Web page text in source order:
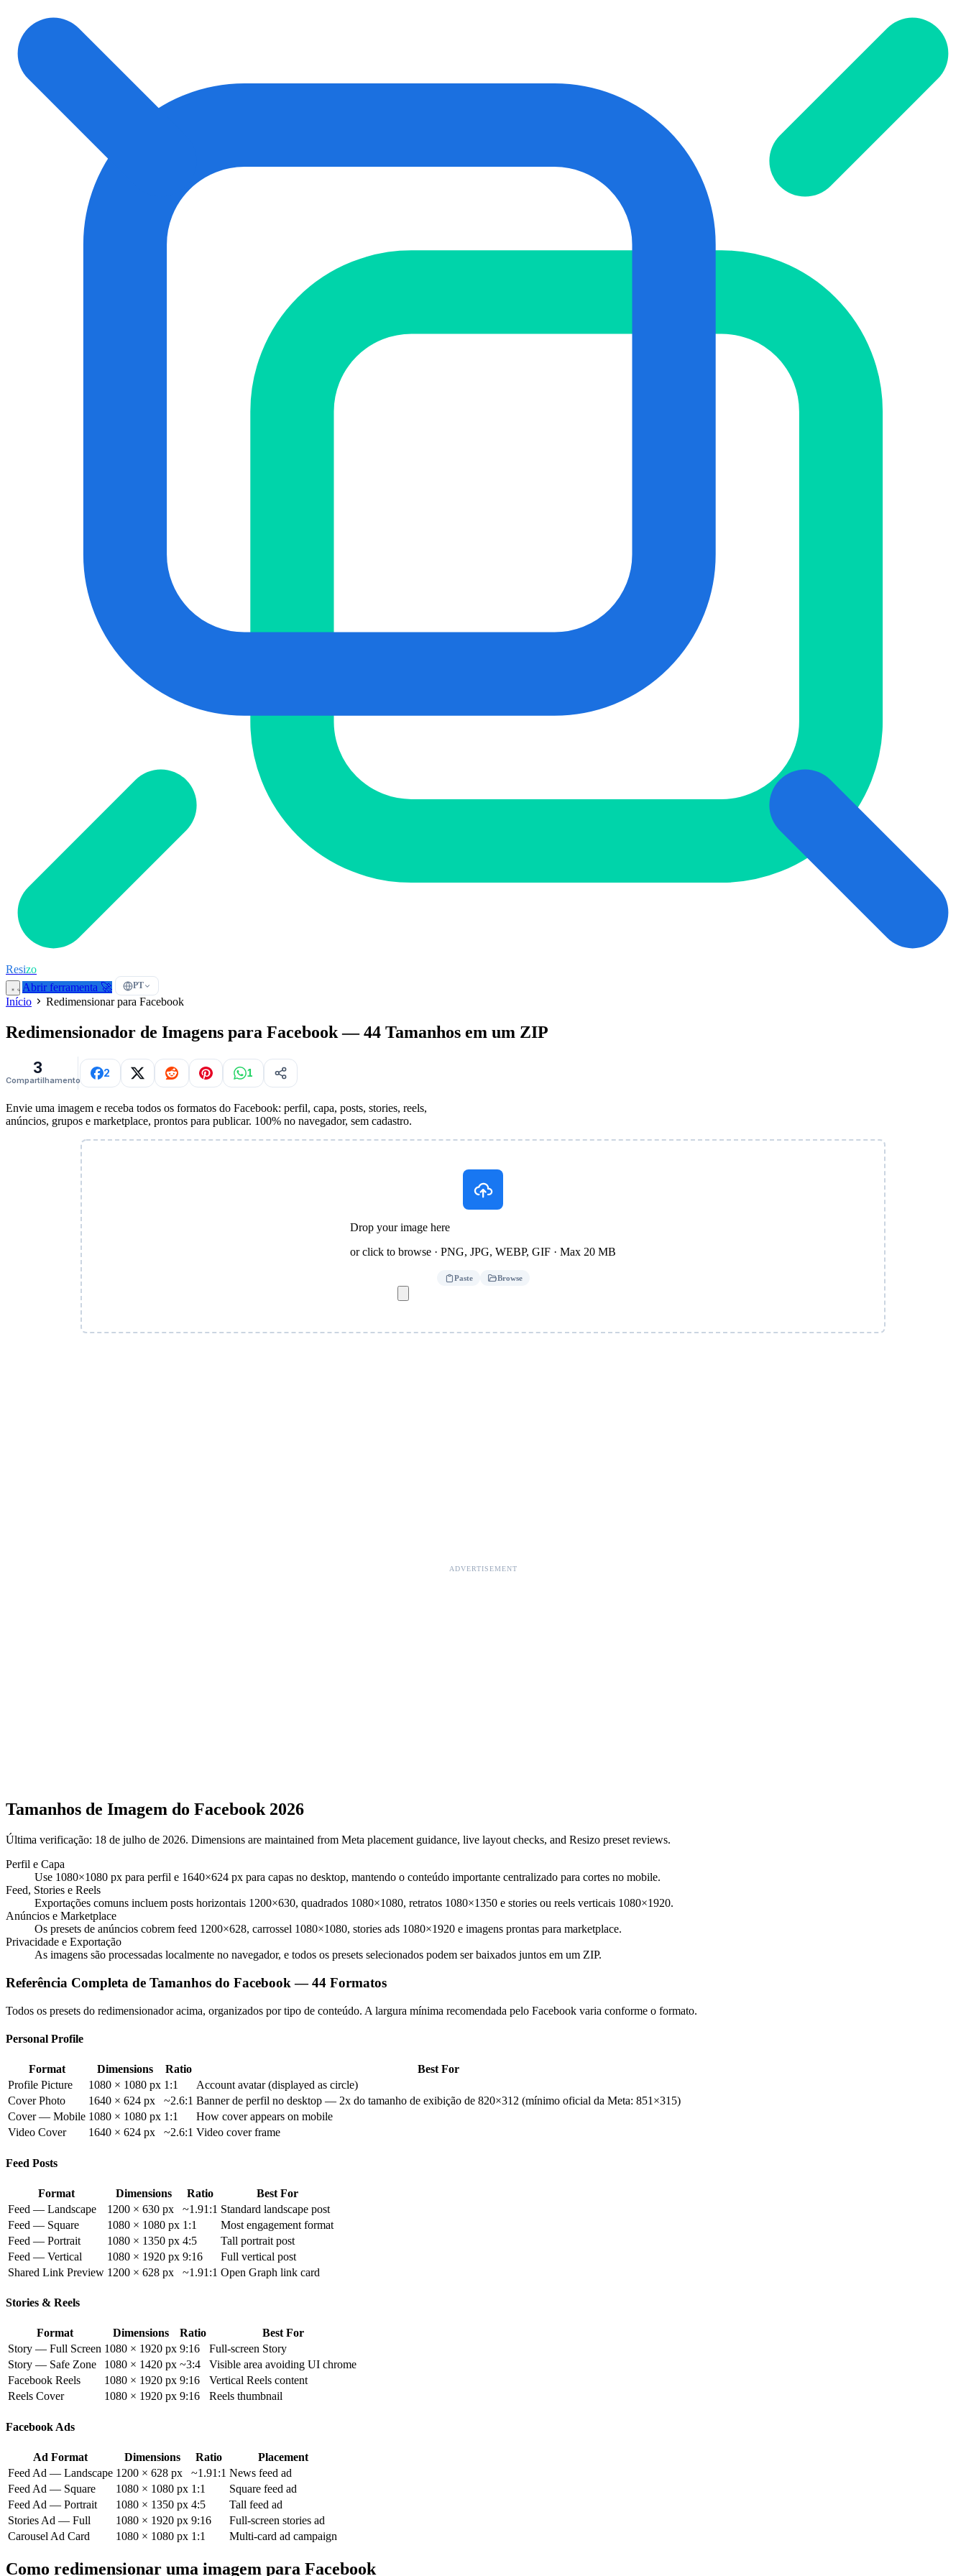
Resizo
Abrir ferramenta 🚀
PT
Início Redimensionar para Facebook
Redimensionador de Imagens para Facebook — 44 Tamanhos em um ZIP
3
Compartilhamentos
2 1
Envie uma imagem e receba todos os formatos do Facebook: perfil, capa, posts, stories, reels,
anúncios, grupos e marketplace, prontos para publicar. 100% no navegador, sem cadastro.
Drop your image here
or click to browse · PNG, JPG, WEBP, GIF · Max 20 MB
Paste Browse
ADVERTISEMENT
Tamanhos de Imagem do Facebook 2026
Última verificação: 18 de julho de 2026. Dimensions are maintained from Meta placement guidance, live layout checks, and Resizo preset reviews.
Perfil e Capa
Use 1080×1080 px para perfil e 1640×624 px para capas no desktop, mantendo o conteúdo importante centralizado para cortes no mobile.
Feed, Stories e Reels
Exportações comuns incluem posts horizontais 1200×630, quadrados 1080×1080, retratos 1080×1350 e stories ou reels verticais 1080×1920.
Anúncios e Marketplace
Os presets de anúncios cobrem feed 1200×628, carrossel 1080×1080, stories ads 1080×1920 e imagens prontas para marketplace.
Privacidade e Exportação
As imagens são processadas localmente no navegador, e todos os presets selecionados podem ser baixados juntos em um ZIP.
Referência Completa de Tamanhos do Facebook — 44 Formatos
Todos os presets do redimensionador acima, organizados por tipo de conteúdo. A largura mínima recomendada pelo Facebook varia conforme o formato.
Personal Profile
Format Dimensions Ratio
Best For
Profile Picture
1080 × 1080 px 1:1
Account avatar (displayed as circle)
Cover Photo
1640 × 624 px ~2.6:1 Banner de perfil no desktop — 2x do tamanho de exibição de 820×312 (mínimo oficial da Meta: 851×315)
Cover — Mobile 1080 × 1080 px 1:1
How cover appears on mobile
Video Cover
1640 × 624 px ~2.6:1 Video cover frame
Feed Posts
Format Dimensions Ratio
Best For
Feed — Landscape
1200 × 630 px ~1.91:1 Standard landscape post
Feed — Square
1080 × 1080 px 1:1
Most engagement format
Feed — Portrait
1080 × 1350 px 4:5
Tall portrait post
Feed — Vertical
1080 × 1920 px 9:16
Full vertical post
Shared Link Preview 1200 × 628 px ~1.91:1 Open Graph link card
Stories & Reels
Format Dimensions Ratio
Best For
Story — Full Screen 1080 × 1920 px 9:16
Full-screen Story
Story — Safe Zone
1080 × 1420 px ~3:4
Visible area avoiding UI chrome
Facebook Reels
1080 × 1920 px 9:16
Vertical Reels content
Reels Cover
1080 × 1920 px 9:16 Reels thumbnail
Facebook Ads
Ad Format Dimensions Ratio
Placement
Feed Ad — Landscape 1200 × 628 px ~1.91:1 News feed ad
Feed Ad — Square
1080 × 1080 px 1:1
Square feed ad
Feed Ad — Portrait
1080 × 1350 px 4:5
Tall feed ad
Stories Ad — Full
1080 × 1920 px 9:16
Full-screen stories ad
Carousel Ad Card
1080 × 1080 px 1:1 Multi-card ad campaign
Como redimensionar uma imagem para Facebook